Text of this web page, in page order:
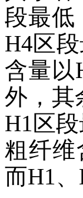
段最低
H4区
含量以
外，其
H1区
粗纤维
而H1